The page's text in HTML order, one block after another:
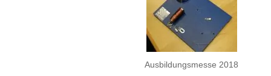
Ausbildungsmesse 2018